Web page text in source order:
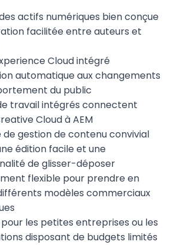
actifs numériques bien conçue
facilitée entre auteurs et
Cloud intégré
automatique aux changements
du public
travail intégrés connectent
Cloud à AEM
de gestion de contenu convivial
édition facile et une
de glisser-déposer
flexible pour prendre en
modèles commerciaux
les petites entreprises ou les
disposant de budgets limités